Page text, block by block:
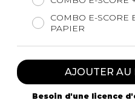
COMBO E-SCORE
PAPIER
AJOUTER AU
Besoin d'une licence